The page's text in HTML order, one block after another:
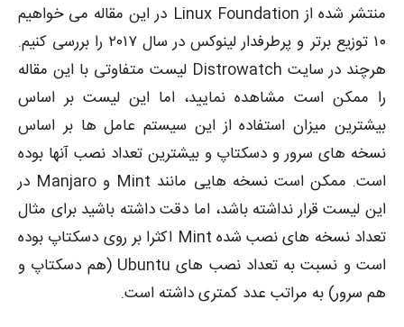
منتشر شده از Linux Foundation در این مقاله می خواهیم
۱۰ توزیع برتر و پرطرفدار لینوکس در سال ۲۰۱۷ را بررسی کنیم.
هرچند در سایت Distrowatch لیست متفاوتی با این مقاله
را ممکن است مشاهده نمایید، اما این لیست بر اساس
بیشترین میزان استفاده از این سیستم عامل ها بر اساس
نسخه های سرور و دسکتاپ و بیشترین تعداد نصب آنها بوده
است. ممکن است نسخه هایی مانند Mint و Manjaro در
این لیست قرار نداشته باشد، اما دقت داشته باشید برای مثال
تعداد نسخه های نصب شده Mint اکثرا بر روی دسکتاپ بوده
است و نسبت به تعداد نصب های Ubuntu (هم دسکتاپ و
هم سرور) به مراتب عدد کمتری داشته است.